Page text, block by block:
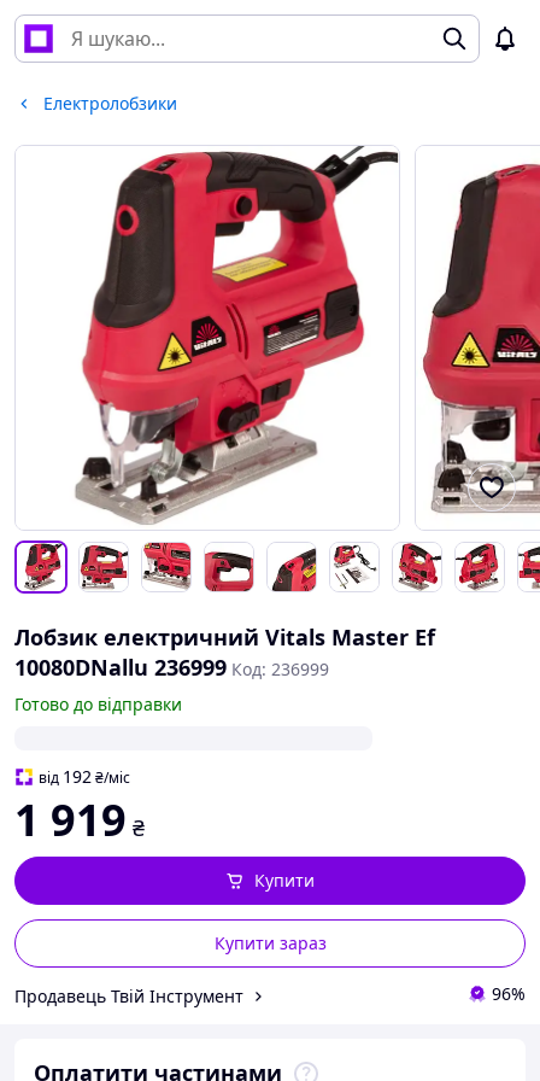
Електролобзики
Лобзик електричний Vitals Master Ef
10080DNallu 236999 Код: 236999
Готово до відправки
від 192₴/міс
1 919 ₴
Купити зараз
Купити
Продавець Твій Інструмент 96%
Оплатити частинами